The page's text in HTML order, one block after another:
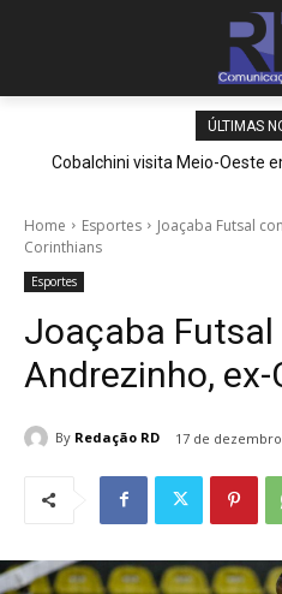
ÚLTIMAS
Cobalchini visita Meio-Oeste
Home Esportes
Joaçaba Futsal
Corinthians
Esportes
Joaçaba
Andrezinho,
By Redação RD 17 de